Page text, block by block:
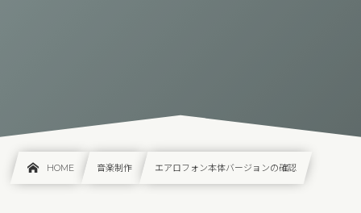
HOME 音楽制作 エアロフォン本体バージョンの確認